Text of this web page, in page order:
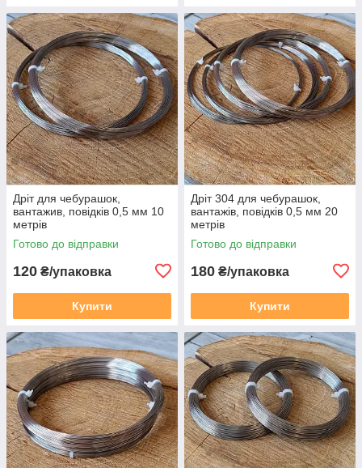
Дріт для чебурашок,
вантажив, повідків 0,5 мм 10
метрів
Готово до відправки
120 ₴/упаковка
Купити
Дріт 304 для чебурашок,
вантажів, повідків 0,5 мм 20
метрів
Готово до відправки
180 ₴/упаковка
Купити